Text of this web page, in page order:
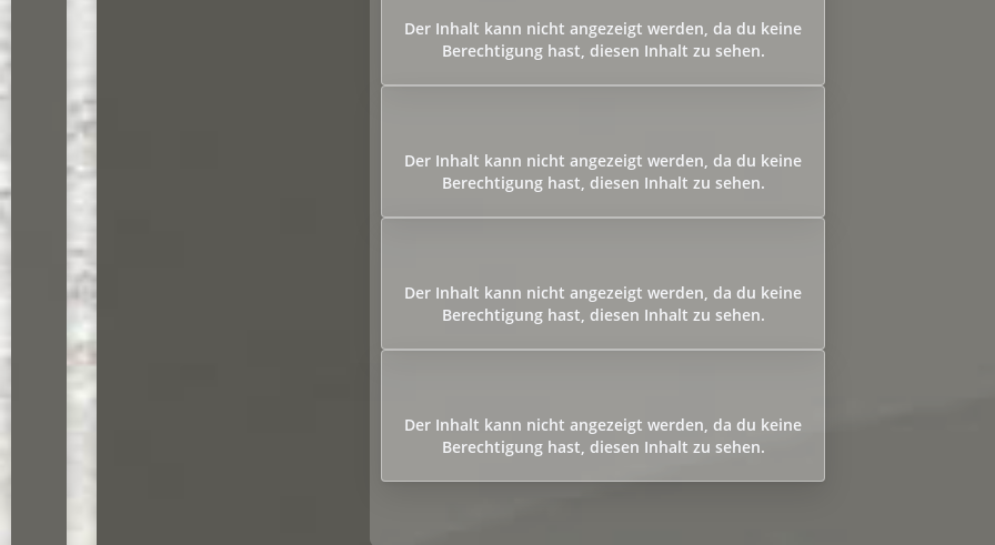
Der Inhalt kann nicht angezeigt werden, da du keine
Berechtigung hast, diesen Inhalt zu sehen.
Der Inhalt kann nicht angezeigt werden, da du keine
Berechtigung hast, diesen Inhalt zu sehen.
Der Inhalt kann nicht angezeigt werden, da du keine
Berechtigung hast, diesen Inhalt zu sehen.
Der Inhalt kann nicht angezeigt werden, da du keine
Berechtigung hast, diesen Inhalt zu sehen.